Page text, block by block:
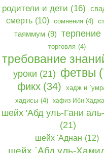
родители и дети (16)
смерть (10) сомнения (4)
таяммум (9) терпение
торговля (4)
требование
уроки (21) фетвы
фикх (34) хадж и
хадисы (4) хафиз Ибн
шейх 'Абд уль-Гани
(21)
шейх 'Аднан (12)
шейх `Абд уль-